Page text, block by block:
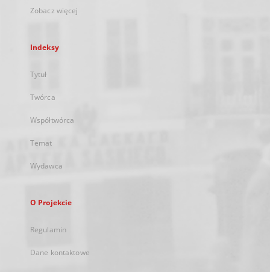
Zobacz więcej
Indeksy
Tytuł
Twórca
Współtwórca
Temat
Wydawca
O Projekcie
Regulamin
Dane kontaktowe